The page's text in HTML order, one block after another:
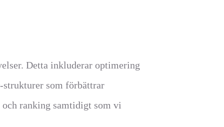
Detta inkluderar optimering
som förbättrar
ranking samtidigt som vi